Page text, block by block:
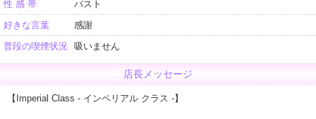
性 感 帯
バスト
好きな言葉
感謝
普段の喫煙状況 吸いません
店長メッセージ
【Imperial Class - インペリアル クラス -】